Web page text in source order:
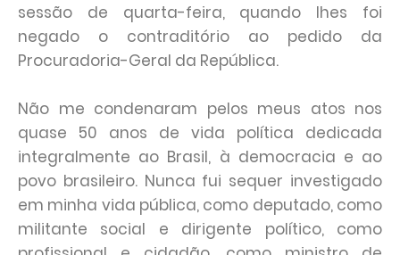
sessão de quarta-feira, quando lhes foi
negado o contraditório ao pedido da
Procuradoria-Geral da República.
Não me condenaram pelos meus atos nos
quase 50 anos de vida política dedicada
integralmente ao Brasil, à democracia e ao
povo brasileiro. Nunca fui sequer investigado
em minha vida pública, como deputado, como
militante social e dirigente político, como